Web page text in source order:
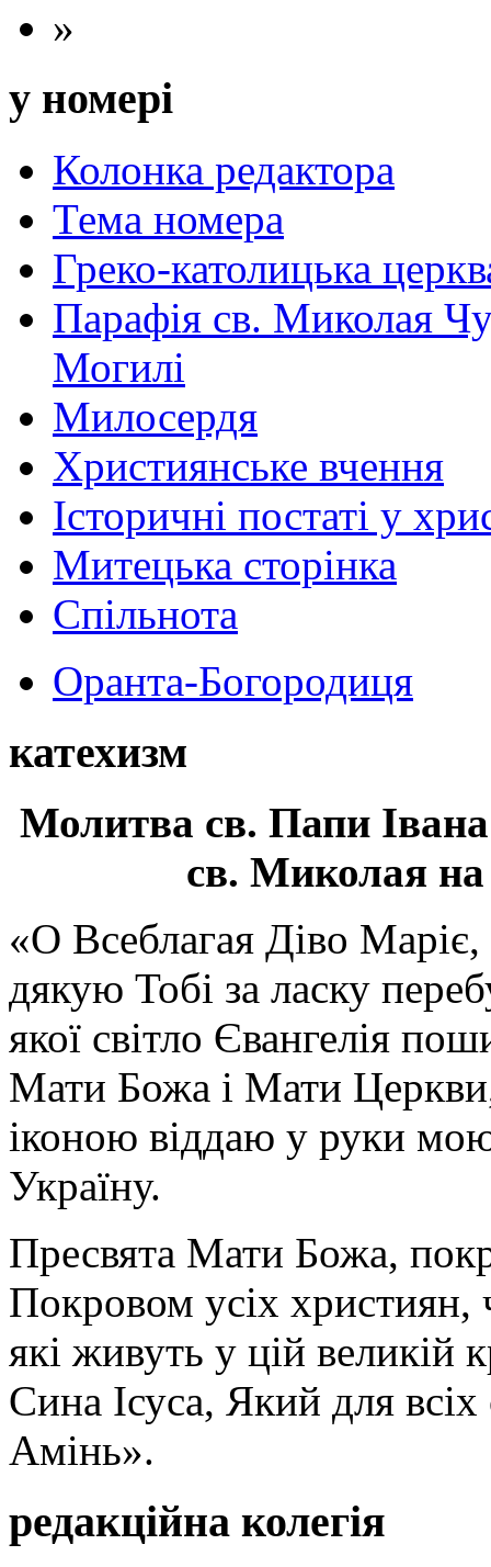
»
у номері
Колонка редактора
Тема номера
Греко-католицька
Парафія св. Миколая
Могилі
Милосердя
Християнське вчення
Історичні постаті у
Митецька сторінка
Спільнота
Оранта-Богородиця
катехизм
Молитва св. Папи
св. Миколая на
«О Всеблагая Діво
дякую Тобі за ласку
якої світло Євангелія
Мати Божа і Мати
іконою віддаю у руки
Україну.
Пресвята Мати Божа,
Покровом усіх християн,
які живуть у цій великій
Сина Ісуса, Який для
Амінь».
редакційна колегія